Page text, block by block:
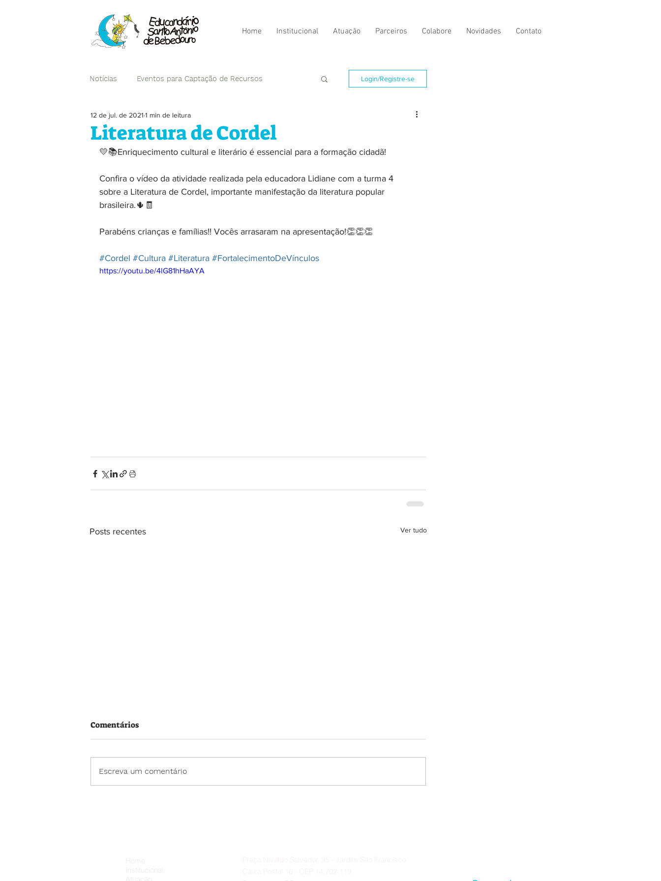
Home Institucional Atuação Parceiros Colabore Novidades Contato
Notícias Eventos para Captação de Recursos
Campanhas
Login/Registre-se
Literatura de Cordel
12 de jul. de 2021 1 min de leitura
💛📚Enriquecimento cultural e literário é essencial para a formação cidadã!
Confira o vídeo da atividade realizada pela educadora Lidiane com a turma 4
sobre a Literatura de Cordel, importante manifestação da literatura popular
brasileira.🌵🧾
Parabéns crianças e famílias!! Vocês arrasaram na apresentação!👏👏👏
#Cordel #Cultura #Literatura #FortalecimentoDeVínculos
https://youtu.be/4lG81hHaAYA
Posts recentes Ver tudo
Colônia de Férias 🪁🎉
Comentários
Escreva um comentário